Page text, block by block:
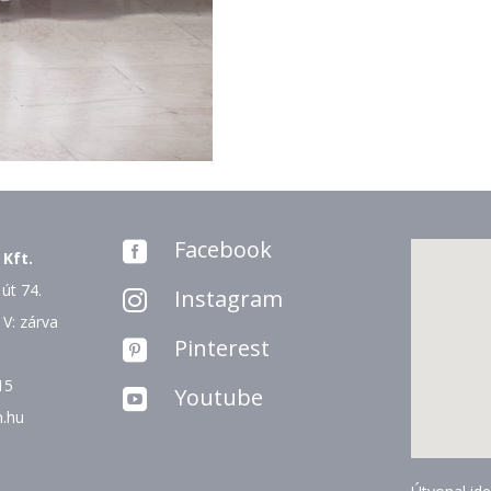
Kft.
74.
zárva
 Facebook
 Instagram
 Pinterest
 Youtube